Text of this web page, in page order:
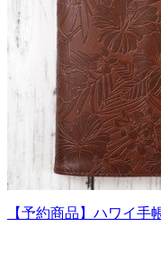
【予約商品】ハワイ手